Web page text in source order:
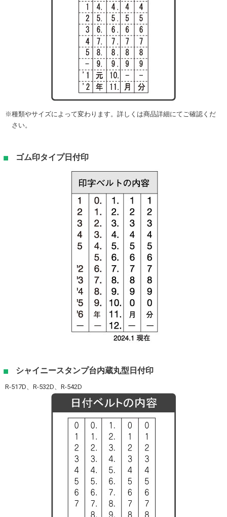
種類やサイズによって変わります。詳しくは商品詳細にてご確認くだ
さい。
ゴム印タイプ日付印
シャイニースタンプ台内蔵丸型日付印
R-517D、R-532D、R-542D